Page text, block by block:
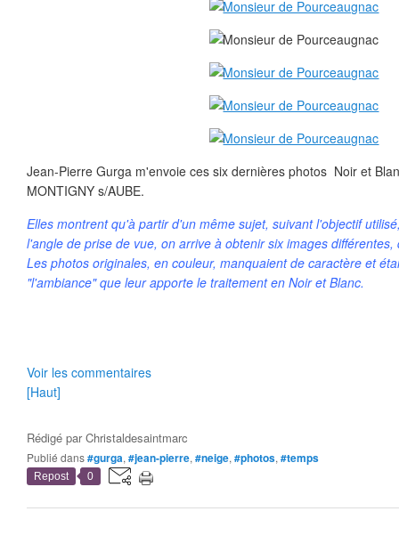
Jean-Pierre Gurga m'envoie ces six dernières photos Noir et
MONTIGNY s/AUBE.
Elles montrent qu'à partir d'un même sujet, suivant l'objectif
l'angle de prise de vue, on arrive à obtenir six images
Les photos originales, en couleur, manquaient de caractère et
"l'ambiance" que leur apporte le traitement en Noir et Blanc.
Voir les commentaires
[Haut]
Rédigé parChristaldesaintmarc
Publié dans#gurga, #jean-pierre, #neige, #photos, #temps
Repost 0